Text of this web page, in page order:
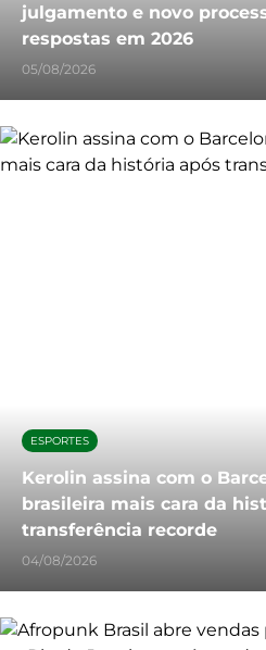
julgamento e novo
respostas em 2026
05/08/2026
ESPORTES
Kerolin assina com o
brasileira mais cara da
transferência recorde
04/08/2026